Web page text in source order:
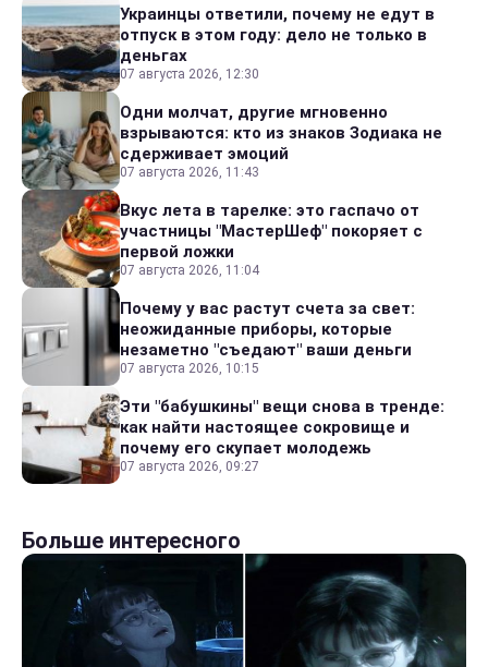
Украинцы ответили, почему не едут в
отпуск в этом году: дело не только в
деньгах
07 августа 2026, 12:30
Одни молчат, другие мгновенно
взрываются: кто из знаков Зодиака не
сдерживает эмоций
07 августа 2026, 11:43
Вкус лета в тарелке: это гаспачо от
участницы "МастерШеф" покоряет с
первой ложки
07 августа 2026, 11:04
Почему у вас растут счета за свет:
неожиданные приборы, которые
незаметно "съедают" ваши деньги
07 августа 2026, 10:15
Эти "бабушкины" вещи снова в тренде:
как найти настоящее сокровище и
почему его скупает молодежь
07 августа 2026, 09:27
Больше интересного